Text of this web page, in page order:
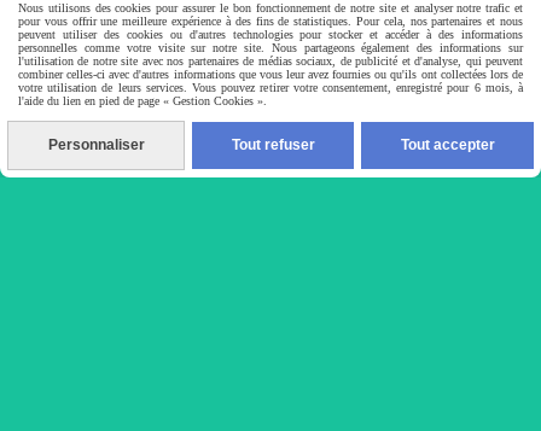
Aurélie et Romain PEROT
1462 route de Montségur,
07260 Sablières
Nous utilisons des cookies pour assurer le bon fonctionnement de notre site et analyser notre trafic et
pour vous offrir une meilleure expérience à des fins de statistiques. Pour cela, nos partenaires et nous
peuvent utiliser des cookies ou d'autres technologies pour stocker et accéder à des informations
personnelles comme votre visite sur notre site. Nous partageons également des informations sur
l'utilisation de notre site avec nos partenaires de médias sociaux, de publicité et d'analyse, qui peuvent
combiner celles-ci avec d'autres informations que vous leur avez fournies ou qu'ils ont collectées lors de
votre utilisation de leurs services. Vous pouvez retirer votre consentement, enregistré pour 6 mois, à
l'aide du lien en pied de page « Gestion Cookies ».
Personnaliser Tout refuser Tout accepter